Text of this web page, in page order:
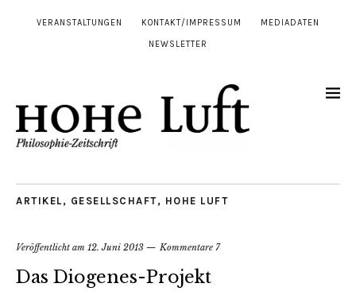
VERANSTALTUNGEN KONTAKT/IMPRESSUM MEDIADATEN
NEWSLETTER
ARTIKEL , GESELLSCHAFT, HOHE LUFT
Veröffentlicht am 12. Juni 2013 Kommentare 7
Das Diogenes-Projekt